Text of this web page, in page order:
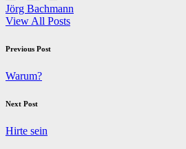
Jörg Bachmann
View All Posts
Post
navigation
Previous Post
Warum?
Next Post
Hirte sein